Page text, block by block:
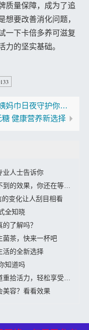
质量保障，成为了追
想要改善消化问题，
一下卡倍多养可滋复
力的坚实基础。
轻松呵护每一天 益生菌自由的姨妈巾日夜守护你的健康与舒适
健康营养新选择
业人士告诉你
效果，你还在等什么？
变化让人刮目相看
全知晓
了解吗？
菌茶，快来一杯吧
活的全新选择
知道吗
力，轻松享受美好生活”
美容？看看效果